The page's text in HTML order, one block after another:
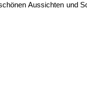
Aussichten und